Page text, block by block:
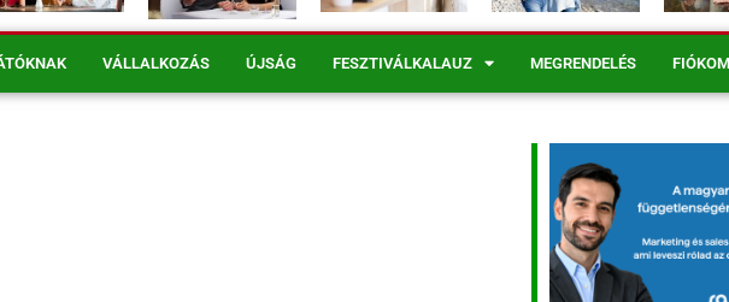
VÁLLALKOZÁS ÚJSÁG FESZTIVÁLKALAUZ MEGRENDELÉS FIÓKOM